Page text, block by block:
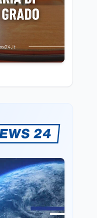
ago
a Santa
a Bangkok:
14enne uccide
7 ago
ferie,
il 9
tra legge